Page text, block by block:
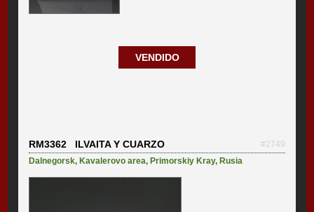
VENDIDO
RM3362 ILVAITA Y CUARZO
#2749
Dalnegorsk, Kavalerovo area, Primorskiy Kray, Rusia